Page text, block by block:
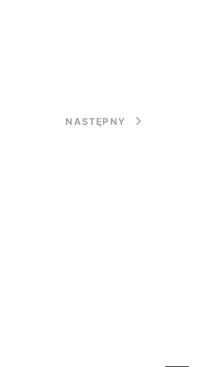
NASTĘPNY